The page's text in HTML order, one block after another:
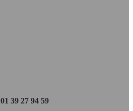
01 39 27 94 59